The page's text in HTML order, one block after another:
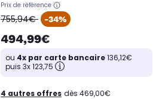
Prix de référence
oldPrice
755,94€ -34%
494,99€
ou 4x par carte bancaire136,12€
puis 3x 123,75
4 autres offres dès 469,00€